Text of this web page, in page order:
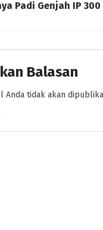
Padi Genjah IP
Balasan
Anda tidak akan